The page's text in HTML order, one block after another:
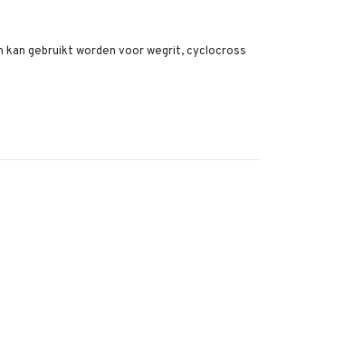
kan gebruikt worden voor wegrit, cyclocross